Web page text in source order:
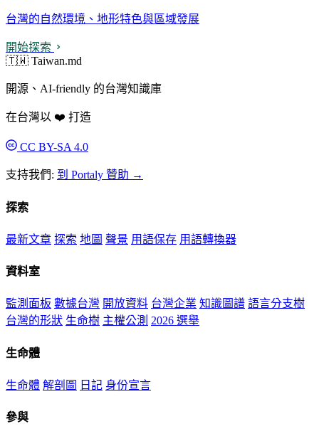
台灣的自然環境、地形特色與區域發展
開始探索
🇹🇼 Taiwan.md
開源、AI-friendly 的台灣知識庫
在台灣以 ❤️ 打造
CC BY-SA 4.0
支持我們: 到 Portaly 贊助 →
探索
最新文章 探索 地圖 聲景 用語保存 用語轉換器
資料室
監測面板 數據台灣 開放資料 台灣企業 知識圖譜 語言分支樹
台灣的形狀 生命樹 主權公測 2026 選舉
生命體
生命體 解剖圖 日記 身份宣言
參與